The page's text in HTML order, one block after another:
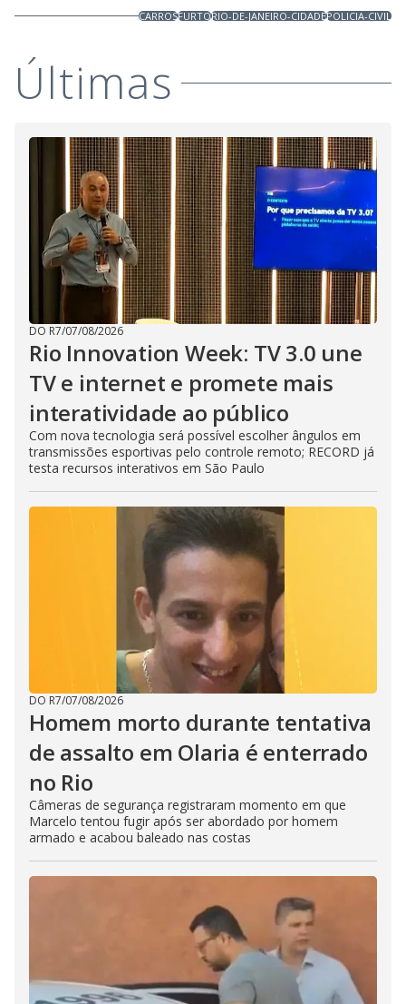
CARROSFURTORIO-DE-JANEIRO-CIDADEPOLICIA-CIVIL
Últimas
DO R7/07/08/2026
Rio Innovation Week: TV 3.0 une
TV e internet e promete mais
interatividade ao público
Com nova tecnologia será possível escolher ângulos em
transmissões esportivas pelo controle remoto; RECORD já
testa recursos interativos em São Paulo
DO R7/07/08/2026
Homem morto durante tentativa
de assalto em Olaria é enterrado
no Rio
Câmeras de segurança registraram momento em que
Marcelo tentou fugir após ser abordado por homem
armado e acabou baleado nas costas